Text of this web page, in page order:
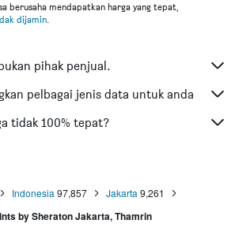
berusaha mendapatkan harga yang tepat,
dijamin.
pihak penjual.
pelbagai jenis data untuk anda
tidak 100% tepat?
Indonesia 97,857 Jakarta 9,261
by Sheraton Jakarta, Thamrin